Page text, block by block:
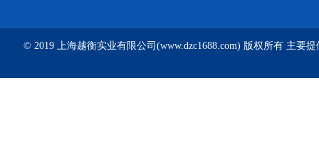
© 2019 上海越衡实业有限公司(www.dzc1688.com) 版权所有 主要提